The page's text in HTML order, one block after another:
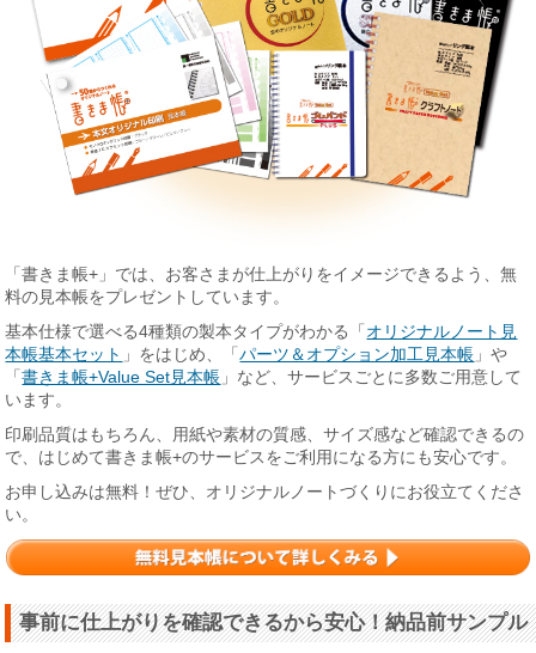
「書きま帳+」では、お客さまが仕上がりをイメージできるよう、無
料の見本帳をプレゼントしています。
基本仕様で選べる4種類の製本タイプがわかる「 オリジナルノート見
本帳基本セット 」をはじめ、「パーツ＆オプション加工見本帳 」や
「書きま帳+Value Set見本帳 」など、サービスごとに多数ご用意して
います。
印刷品質はもちろん、用紙や素材の質感、サイズ感など確認できるの
で、はじめて書きま帳+のサービスをご利用になる方にも安心です。
お申し込みは無料！ぜひ、オリジナルノートづくりにお役立てくださ
い。
事前に仕上がりを確認できるから安心！納品前サンプル